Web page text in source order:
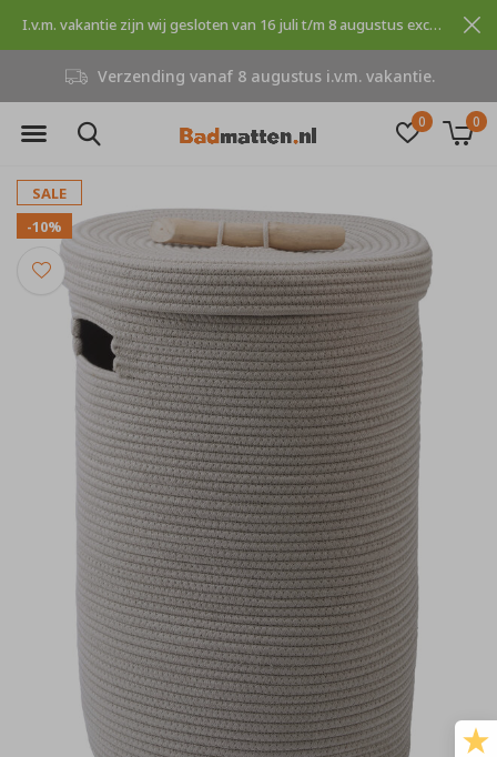
0 0
vanaf 8 augustus i.v.m. vakantie.
I.v.m. vakantie zijn wij gesloten van 16 juli t/m 8 augustus excuses voor dit ongemak.
SALE
-10%